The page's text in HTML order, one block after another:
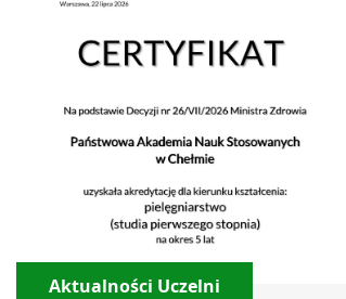
Aktualności Uczelni